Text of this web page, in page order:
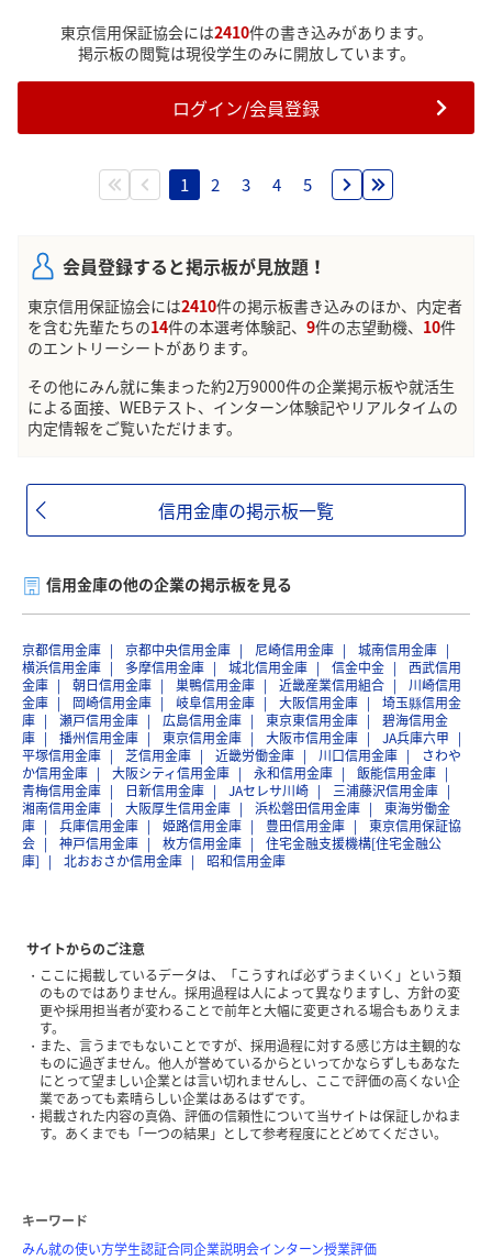
東京信用保証協会には2410件の書き込みがあります。
掲示板の閲覧は現役学生のみに開放しています。
ログイン/会員登録
1 2 3 4 5
会員登録すると掲示板が見放題！
東京信用保証協会には2410件の掲示板書き込みのほか、内定者
を含む先輩たちの14件の本選考体験記、 9件の志望動機、 10件
のエントリーシートがあります。
その他にみん就に集まった約2万9000件の企業掲示板や就活生
による面接、WEBテスト、インターン体験記やリアルタイムの
内定情報をご覧いただけます。
信用金庫の掲示板一覧
信用金庫の他の企業の掲示板を見る
京都信用金庫 京都中央信用金庫 尼崎信用金庫
城南信用金庫
横浜信用金庫
多摩信用金庫 城北信用金庫 信金中金
西武信用
金庫
朝日信用金庫 巣鴨信用金庫 近畿産業信用組合
川崎信用
金庫
岡崎信用金庫 岐阜信用金庫 大阪信用金庫
埼玉縣信用金
庫
瀬戸信用金庫 広島信用金庫 東京東信用金庫
碧海信用金
庫
播州信用金庫 東京信用金庫 大阪市信用金庫
JA兵庫六甲
平塚信用金庫
芝信用金庫 近畿労働金庫 川口信用金庫
さわや
か信用金庫
大阪シティ信用金庫 永和信用金庫
飯能信用金庫
青梅信用金庫
日新信用金庫 JAセレサ川崎
三浦藤沢信用金庫
湘南信用金庫
大阪厚生信用金庫 浜松磐田信用金庫
東海労働金
庫
兵庫信用金庫 姫路信用金庫 豊田信用金庫
東京信用保証協
会
神戸信用金庫 枚方信用金庫
住宅金融支援機構[住宅金融公
庫]
北おおさか信用金庫 昭和信用金庫
サイトからのご注意
ここに掲載しているデータは、「こうすれば必ずうまくいく」という類
のものではありません。採用過程は人によって異なりますし、方針の変
更や採用担当者が変わることで前年と大幅に変更される場合もありえま
す。
また、言うまでもないことですが、採用過程に対する感じ方は主観的な
ものに過ぎません。他人が誉めているからといってかならずしもあなた
にとって望ましい企業とは言い切れませんし、ここで評価の高くない企
業であっても素晴らしい企業はあるはずです。
掲載された内容の真偽、評価の信頼性について当サイトは保証しかねま
す。あくまでも「一つの結果」として参考程度にとどめてください。
キーワード
みん就の使い方学生認証合同企業説明会インターン授業評価